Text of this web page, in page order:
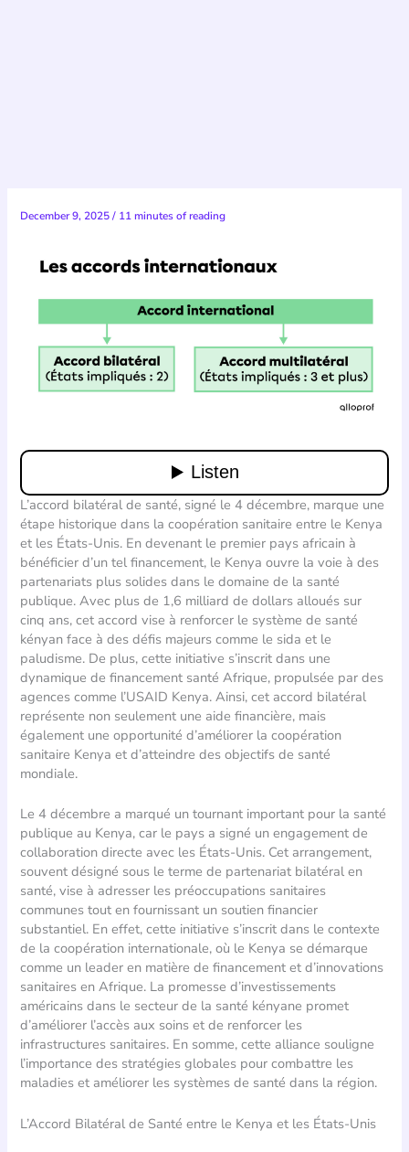
December 9, 2025/ 11 minutes of reading
L’accord bilatéral de santé, signé le 4 décembre, marque une
étape historique dans la coopération sanitaire entre le Kenya
et les États-Unis. En devenant le premier pays africain à
bénéficier d’un tel financement, le Kenya ouvre la voie à des
partenariats plus solides dans le domaine de la santé
publique. Avec plus de 1,6 milliard de dollars alloués sur
cinq ans, cet accord vise à renforcer le système de santé
kényan face à des défis majeurs comme le sida et le
paludisme. De plus, cette initiative s’inscrit dans une
dynamique de financement santé Afrique, propulsée par des
agences comme l’USAID Kenya. Ainsi, cet accord bilatéral
représente non seulement une aide financière, mais
également une opportunité d’améliorer la coopération
sanitaire Kenya et d’atteindre des objectifs de santé
mondiale.
Le 4 décembre a marqué un tournant important pour la santé
publique au Kenya, car le pays a signé un engagement de
collaboration directe avec les États-Unis. Cet arrangement,
souvent désigné sous le terme de partenariat bilatéral en
santé, vise à adresser les préoccupations sanitaires
communes tout en fournissant un soutien financier
substantiel. En effet, cette initiative s’inscrit dans le contexte
de la coopération internationale, où le Kenya se démarque
comme un leader en matière de financement et d’innovations
sanitaires en Afrique. La promesse d’investissements
américains dans le secteur de la santé kényane promet
d’améliorer l’accès aux soins et de renforcer les
infrastructures sanitaires. En somme, cette alliance souligne
l’importance des stratégies globales pour combattre les
maladies et améliorer les systèmes de santé dans la région.
L’Accord Bilatéral de Santé entre le Kenya et les États-Unis